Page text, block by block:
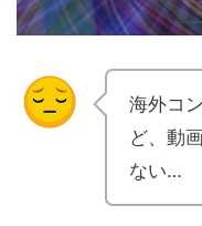
海外コ
ど、動
ない…